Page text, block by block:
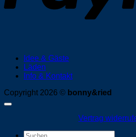
Idee & Gäste
Läden
Info & Kontakt
Copyright 2026 © bonny&ried
Vertrag
Suchen